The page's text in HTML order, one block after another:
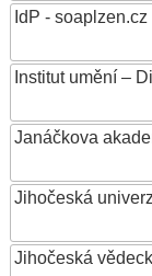
IdP - soaplzen.cz
Institut umění –
Janáčkova
Jihočeská
Jihočeská